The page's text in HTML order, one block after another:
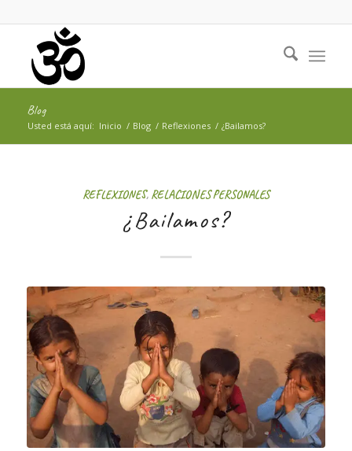
Blog
Usted está aquí: Inicio / Blog / Reflexiones / ¿Bailamos?
REFLEXIONES, RELACIONES PERSONALES
¿Bailamos?